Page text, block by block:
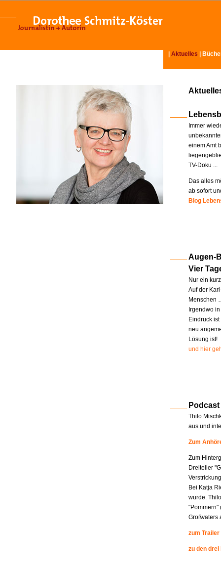
Aktuelles
Immer
einem Amt
TV-Doku ...
Das alles
ab sofort
Blog
Augen-
Vier
Nur ein
Auf der
Menschen
Irgendwo
Eindruck
neu
Lösung ist!
und hier
Podcast
Thilo
aus und
Zum
Zum
Dreiteiler
Bei Katja
wurde.
"Pommern"
Großvaters
zum Trailer
zu den